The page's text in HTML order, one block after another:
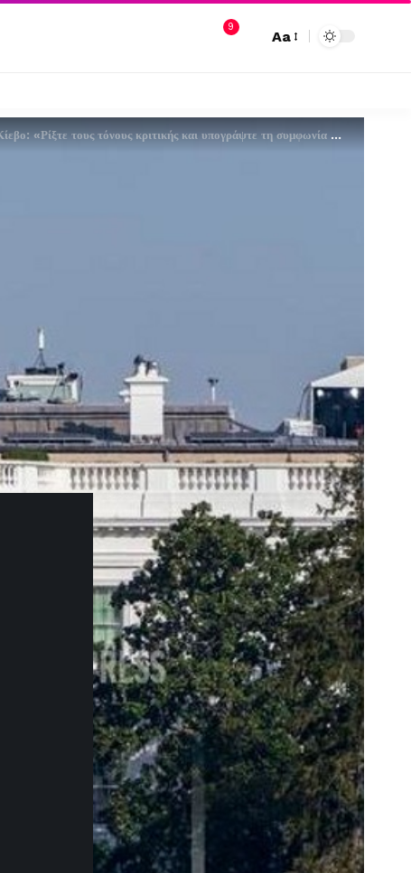
9
Aa
«Ρίξτε τους τόνους κριτικής και υπογράψτε τη συμφωνία για τα ορυκτά»